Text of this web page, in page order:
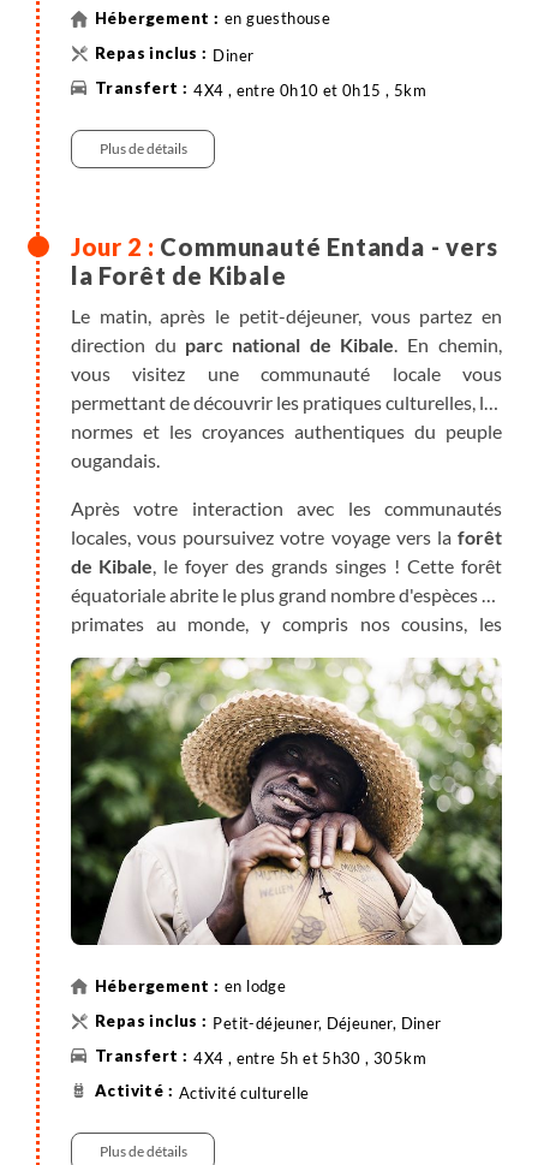
végétation équatoriale et déjà les touracos des
bananiers se font entendre… Le lac Victoria est une
véritable mer intérieure, est le plus grand lac d’eau
Première nuit sur l'équateur !
en guesthouse
Diner
4X4 , entre 0h10 et 0h15 , 5km
Plus de détails
Communauté Entanda - vers
la Forêt de Kibale
Le matin, après le petit-déjeuner, vous partez en
direction du parc national de Kibale. En chemin,
vous visitez une communauté locale vous
permettant de découvrir les pratiques culturelles, les
normes et les croyances authentiques du peuple
ougandais.
Après votre interaction avec les communautés
locales, vous poursuivez votre voyage vers la forêt
de Kibale, le foyer des grands singes ! Cette forêt
équatoriale abrite le plus grand nombre d'espèces de
primates au monde, y compris nos cousins, les
chimpanzés. Actuellement, on estime qu'il reste
environ 4 950 chimpanzés à l’état sauvage en
Ouganda, ce qui fait de cette forêt le meilleur endroit
pour observer les chimpanzés en Afrique ! Vous
traversez des paysages pittoresques de campagnes
verdoyantes.
Les paysages seront très diversifiés sur la route,
riches en bananiers, lacs de cratère et collines vertes,
vous arriverez dans la région de Kibale. En chemin
vous apercevez peut-être les« montagnes de la lune
» les Monts Rwenzoriqui culminent à 5109 mètres
d’Afrique après le Kilimandjaro et le Mont Kenya.
en lodge
Petit-déjeuner, Déjeuner, Diner
4X4 , entre 5h et 5h30 , 305km
Activité culturelle
Plus de détails